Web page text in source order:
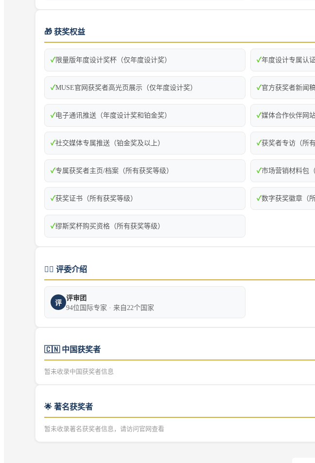
🎁 获奖权益
✓ 限量版年度设计奖杯（仅年度设计奖） ✓年度设计专属认
✓MUSE官网获奖者高光页展示（仅年度设计奖） ✓官方获奖者新闻
✓电子通讯推送（年度设计奖和铂金奖） ✓媒体合作伙伴网
✓社交媒体专属推送（铂金奖及以上） ✓获奖者专访（所
✓专属获奖者主页/档案（所有获奖等级） ✓市场营销材料包
✓获奖证书（所有获奖等级） ✓数字获奖徽章（
✓缪斯奖杯购买资格（所有获奖等级）
👨‍⚖️ 评委介绍
评
评审团
94位国际专家 · 来自22个国家
🇨🇳 中国获奖者
暂未收录中国获奖者信息
🌟 著名获奖者
暂未收录著名获奖者信息，请访问官网查看